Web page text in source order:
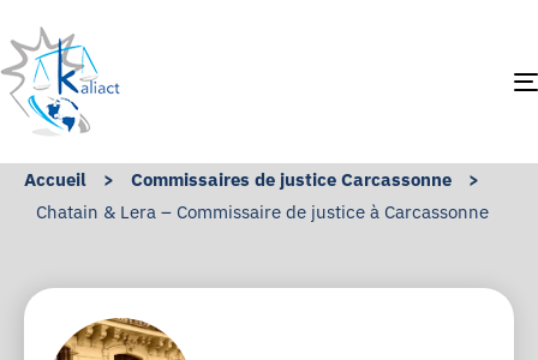
Accueil > Commissaires de justice Carcassonne
>
Chatain & Lera – Commissaire de justice à Carcassonne